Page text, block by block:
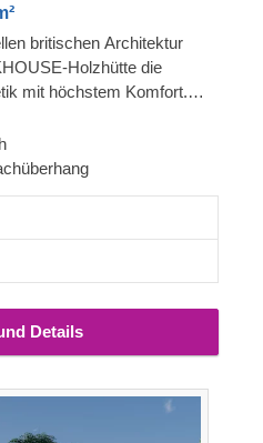
britischen Architektur
Holzhütte die
mit höchstem Komfort.
aus Holz, ist auf Grund
die die gesamte
von viel
Garten oder als geselliger
Details